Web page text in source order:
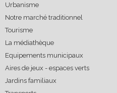
Urbanisme
Notre marché traditionnel
Tourisme
La médiathèque
Equipements municipaux
Aires de jeux - espaces verts
Jardins familiaux